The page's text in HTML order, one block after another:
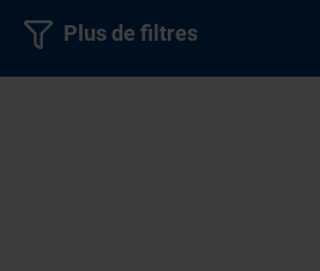
Plus de filtres